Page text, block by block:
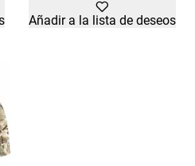
tiene
múltiples
Añadir a la lista de deseos